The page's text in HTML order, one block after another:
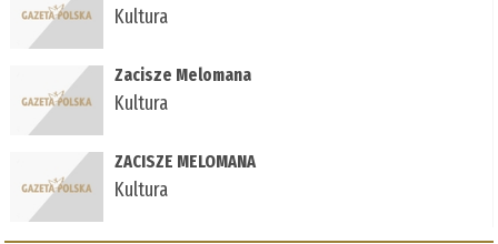
Kultura
Zacisze Melomana
Kultura
ZACISZE MELOMANA
Kultura